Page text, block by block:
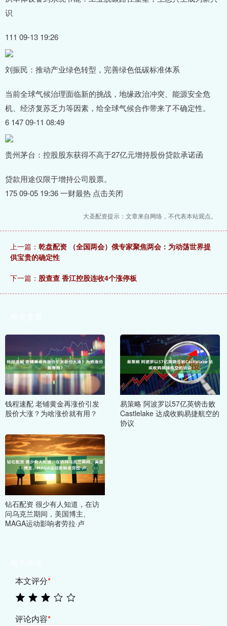
识
111 09-13 19:26
刘振民：推动产业绿色转型，完善绿色低碳标准体系
当前全球气候治理面临新的挑战，地缘政治冲突、能源安全危
机、经济复苏乏力等因素，给全球气候合作带来了不确定性。
6 147 09-11 08:49
贵州茅台：控股股东获得不高于27亿元增持股份贷款承诺函
贷款用途仅限于增持公司股票。
175 09-05 19:36 一财最热 点击关闭
大圣配资提示：文章来自网络，不代表本站观点。
上一篇： 乾盘配资 （全国两会）俄专家聚焦两会：为动荡世界提
供宝贵的确定性
下一篇： 股查查 香江控股连收4个涨停板
钱程速配 老铺黄金再涨价引发
股价大涨？为啥涨价就有用？
易策略 阿波罗以57亿英镑击败
Castlelake 达成收购易捷航空的
协议
钻石配资 很少有人知道，在访
问乌克兰期间，美国博主、
MAGA运动影响者劳拉·卢
本文评分*
评论内容*